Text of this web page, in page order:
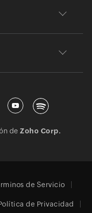
deZoho Corp.
de Servicio
de Privacidad